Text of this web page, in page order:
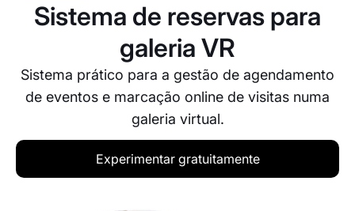
Sistema de reservas para
galeria VR
Sistema prático para a gestão de agendamento
de eventos e marcação online de visitas numa
galeria virtual.
Experimentar gratuitamente